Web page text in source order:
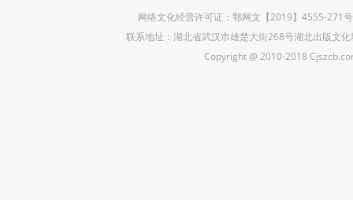
网络文化经营许可证：鄂网文【2019】4555-271
联系地址：湖北省武汉市雄楚大街268号湖北出版文
Copyright @ 2010-2018